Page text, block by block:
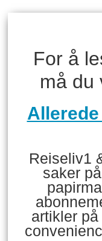
For å
må du
Reiseliv1
saker
artikler